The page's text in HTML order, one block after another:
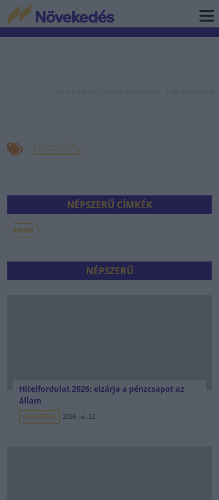
mortality
NÉPSZERŰ CÍMKÉK
#MNB
NÉPSZERŰ
Hitelfordulat 2026: elzárja a pénzcsapot az
állam
ELEMZÉSEK 2026. júl. 22.